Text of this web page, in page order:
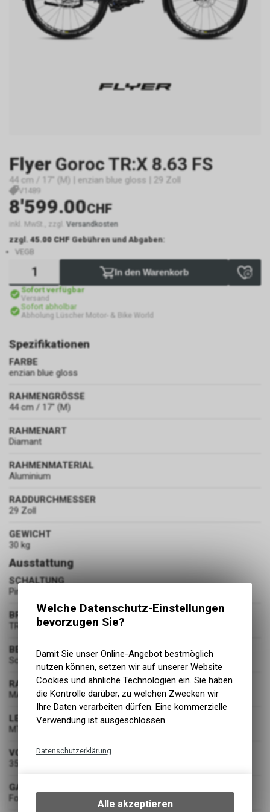
Flyer Goroc TR:X 8.63 FS
44 cm / 17" (M) | enzian blue gloss | 29 Zoll
V1489
8'599.00CHF
inkl. MwSt., zzgl. Versandkosten
zzgl.45.00 CHF Gebühren und Abgaben:
VEGB
In den Warenkorb
Sofort verfügbar
Versand
Sofort abholbar
Abholung Lüscher Motor- & Bike World
Spezifikationen
FARBE
enzian blue gloss
RAHMENGRÖSSE
44 cm / 17" (M)
RAHMENART
Diamant
RAHMENMATERIAL
Aluminium
RADDURCHMESSER
29 Zoll
GEWICHT
30 kg
Ausstattung
SCHALTUNG
Pinion Motor Gearbox Unit 12-Gang
BREMSEN
TRP C2.3 203/203
BEREIFUNG
Schwalbe Johnny Watts E-50 60-622
RADSATZ
MAVIC eCrossride 1
LENKER
MTB Rise
VORBAU
35mm
GABEL
Fox AWL (130 mm)
Welche Datenschutz-Einstellungen
bevorzugen Sie?
Damit Sie unser Online-Angebot bestmöglich
nutzen können, setzen wir auf unserer Website
Cookies und ähnliche Technologien ein. Sie haben
die Kontrolle darüber, zu welchen Zwecken wir
Ihre Daten verarbeiten dürfen. Eine kommerzielle
Verwendung ist ausgeschlossen.
Datenschutzerklärung
bestimmte Interaktionen und
Alle akzeptieren